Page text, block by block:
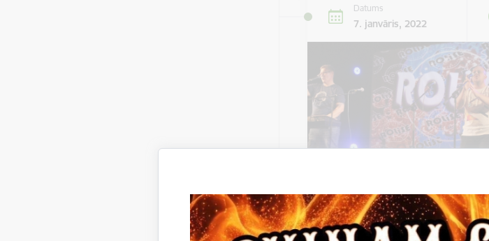
Datums
7. janvāris, 2022
14. janvāris, 2022